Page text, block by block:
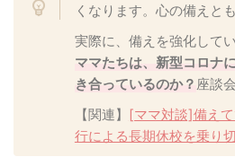
くなります。心の備えと
実際に、備えを強化して
ママたちは、新型コロナ
き合っているのか？ 座談
【関連】 [ママ対談]備え
行による長期休校を乗り